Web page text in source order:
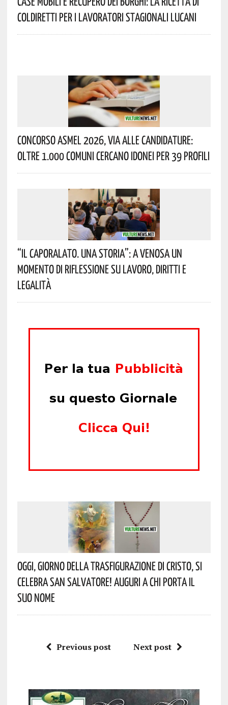
Coldiretti Per I Lavoratori Stagionali Lucani
Concorso Asmel 2026, Via Alle Candidature:
Oltre 1.000 Comuni Cercano Idonei Per 39 Profili
“Il Caporalato. Una Storia”: A Venosa Un
Momento Di Riflessione Su Lavoro, Diritti E
Legalità
Oggi, Giorno Della Trasfigurazione Di Cristo, Si
Celebra San Salvatore! Auguri A Chi Porta Il
Suo Nome
Previous post Next post